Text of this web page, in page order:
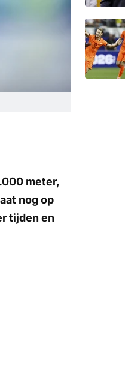
meter,
nog op
tijden en